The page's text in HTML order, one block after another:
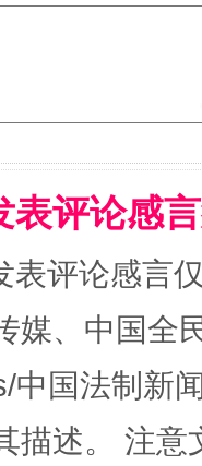
场
表评论感
表评论感言
媒、中国全
中国法制新
描述。 注